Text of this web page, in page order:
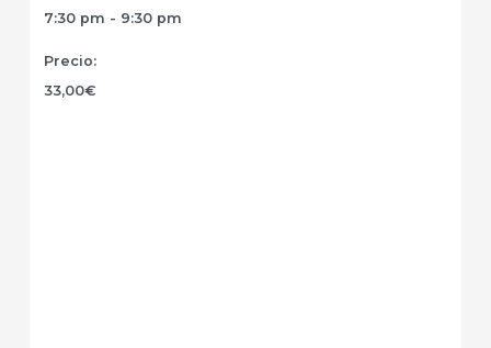
7:30 pm - 9:30 pm
Precio:
33,00€